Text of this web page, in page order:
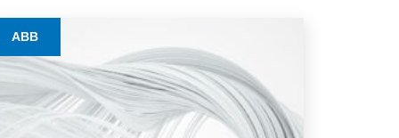
автоматизації
ABB